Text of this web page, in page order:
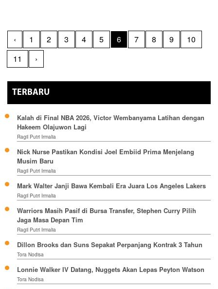
‹ 1 2 3 4 5 6 7 8 9
10
11
›
TERBARU
Kalah di Final NBA 2026, Victor Wembanyama Latihan dengan
Hakeem Olajuwon Lagi
Ragil Putri Irmalia
Nick Nurse Pastikan Kondisi Joel Embiid Prima Menjelang
Musim Baru
Ragil Putri Irmalia
Mark Walter Janji Bawa Kembali Era Juara Los Angeles Lakers
Ragil Putri Irmalia
Warriors Masih Pasif di Bursa Transfer, Stephen Curry Pilih
Jaga Masa Depan Tim
Ragil Putri Irmalia
Dillon Brooks dan Suns Sepakat Perpanjang Kontrak 3 Tahun
Tora Nodisa
Lonnie Walker IV Datang, Nuggets Akan Lepas Peyton Watson
Tora Nodisa